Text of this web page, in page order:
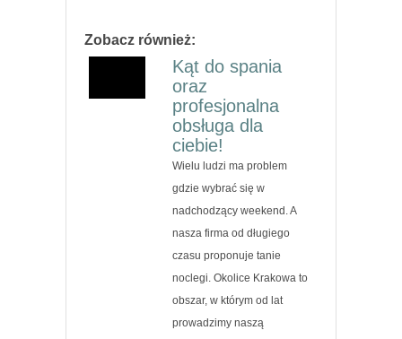
Zobacz również:
Kąt do spania
oraz
profesjonalna
obsługa dla
ciebie!
Wielu ludzi ma problem
gdzie wybrać się w
nadchodzący weekend. A
nasza firma od długiego
czasu proponuje tanie
noclegi. Okolice Krakowa to
obszar, w którym od lat
prowadzimy naszą